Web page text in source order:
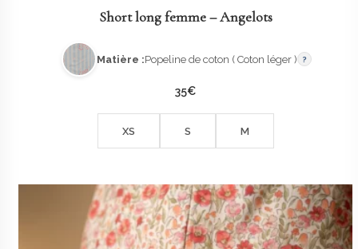
Short long femme – Angelots
Matière :Popeline de coton ( Coton léger ) ?
35€
XS S M